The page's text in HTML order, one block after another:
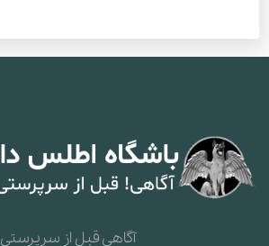
آگاهی قبل از سرپرستی